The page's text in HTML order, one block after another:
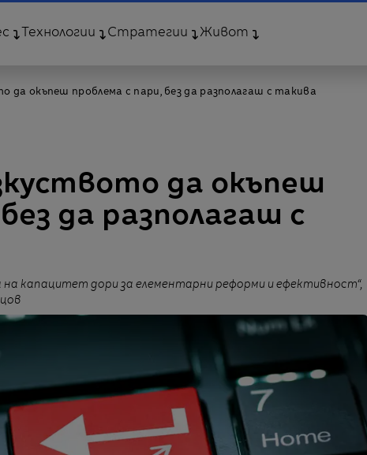
Технологии Стратегии Живот
да окъпеш проблема с пари, без да разполагаш с такива
да окъпеш
да разполагаш с
капацитет дори за елементарни реформи и ефективност“,